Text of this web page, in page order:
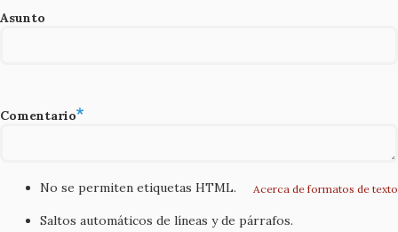
Asunto
Comentario
Acerca de formatos de texto
No se permiten etiquetas HTML.
Saltos automáticos de líneas y de párrafos.